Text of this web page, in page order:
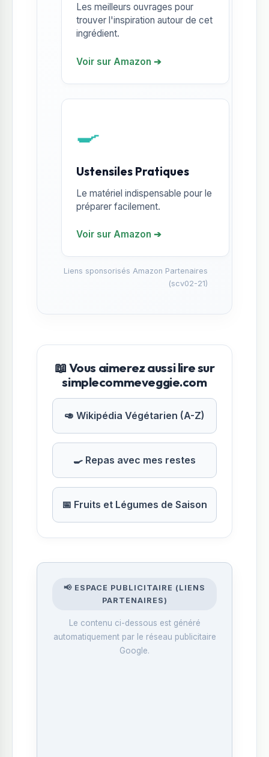
Les meilleurs ouvrages pour
trouver l'inspiration autour de cet
ingrédient.
Voir sur Amazon ➔
🍳
Ustensiles Pratiques
Le matériel indispensable pour le
préparer facilement.
Voir sur Amazon ➔
Liens sponsorisés Amazon Partenaires
(scv02-21)
📖 Vous aimerez aussi lire sur
simplecommeveggie.com
🥑 Wikipédia Végétarien (A-Z)
🍳 Repas avec mes restes
📅 Fruits et Légumes de Saison
📢 ESPACE PUBLICITAIRE (LIENS
PARTENAIRES)
Le contenu ci-dessous est généré
automatiquement par le réseau publicitaire
Google.